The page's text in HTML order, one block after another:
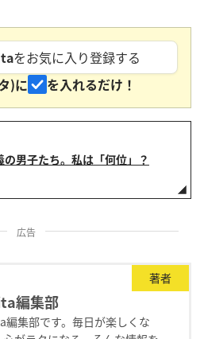
をお気に入り登録する
)に
を入れるだけ！
男子たち。私は「何位」？
広告
著者
編集部
編集部です。毎日が楽しくな